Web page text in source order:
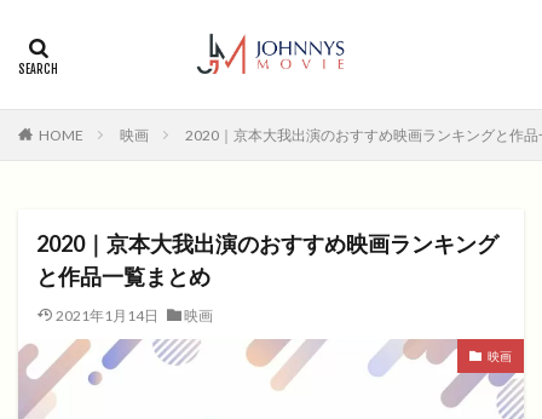
HOME 映画 2020｜京本大我出演のおすすめ映画ランキングと作
2020｜京本大我出演のおすすめ映画ランキング
と作品一覧まとめ
2021年1月14日 映画
映画
2018年
SF アクション
アニメ
ヒューマンドラマ映画
ファンタジー映画
ホラー